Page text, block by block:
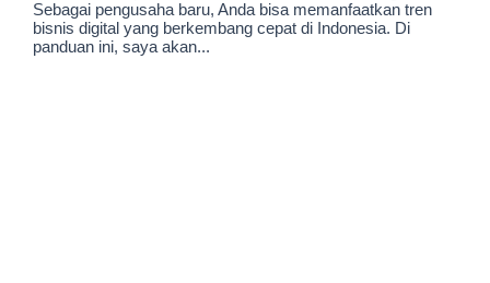
Sebagai pengusaha baru, Anda bisa memanfaatkan tren
bisnis digital yang berkembang cepat di Indonesia. Di
panduan ini, saya akan...